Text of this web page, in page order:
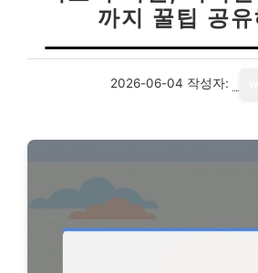
까지 꿀팁 공
2026-06-04 작성자: